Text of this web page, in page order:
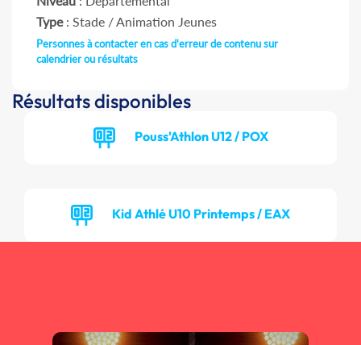
Type: Stade / Animation Jeunes
Personnes à contacter en cas d'erreur de contenu sur
calendrier ou résultats
Résultats disponibles
Pouss'Athlon U12 / POX
Kid Athlé U10 Printemps / EAX